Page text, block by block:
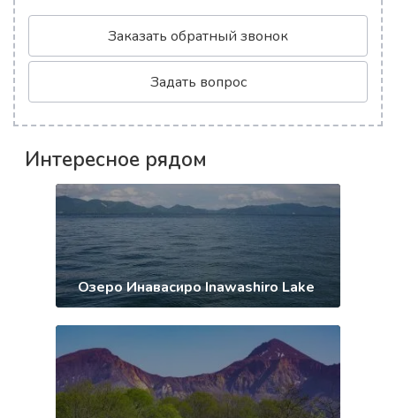
Заказать обратный звонок
Задать вопрос
Интересное рядом
Озеро Инавасиро Inawashiro Lake